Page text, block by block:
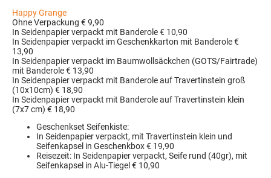
Happy Grange
Ohne Verpackung € 9,90
In Seidenpapier verpackt mit Banderole € 10,90
In Seidenpapier verpackt im Geschenkkarton mit Banderole €
13,90
In Seidenpapier verpackt im Baumwollsäckchen (GOTS/Fairtrade)
mit Banderole € 13,90
In Seidenpapier verpackt mit Banderole auf Travertinstein groß
(10x10cm) € 18,90
In Seidenpapier verpackt mit Banderole auf Travertinstein klein
(7x7 cm) € 18,90
Geschenkset Seifenkiste:
In Seidenpapier verpackt, mit Travertinstein klein und
Seifenkapsel in Geschenkbox € 19,90
Reisezeit: In Seidenpapier verpackt, Seife rund (40gr), mit
Seifenkapsel in Alu-Tiegel € 10,90